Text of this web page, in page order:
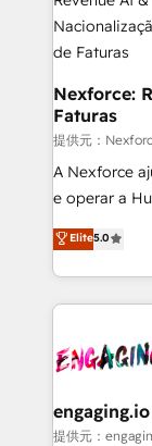
Hubs, plus
Station,
objects,
growth. 🚀 AI-Driven GTM Orchestration Unify
HubSpot
media, and AI
Agent
prospecting,
& Growth-
onboarding
Nexforce:
Faturas
提供元：
A Nexforce
e operar a
previsibilidade de
Operations
estruturar
dados e
operacional
Também
e de mais de
Elite5.0
engaging.io
提供元：